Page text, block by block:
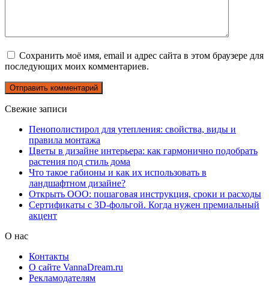
Сохранить моё имя, email и адрес сайта в этом браузере для
последующих моих комментариев.
Свежие записи
Пенополистирол для утепления: свойства, виды и
правила монтажа
Цветы в дизайне интерьера: как гармонично подобрать
растения под стиль дома
Что такое габионы и как их использовать в
ландшафтном дизайне?
Открыть ООО: пошаговая инструкция, сроки и расходы
Сертификаты с 3D-фольгой. Когда нужен премиальный
акцент
О нас
Контакты
О сайте VannaDream.ru
Рекламодателям